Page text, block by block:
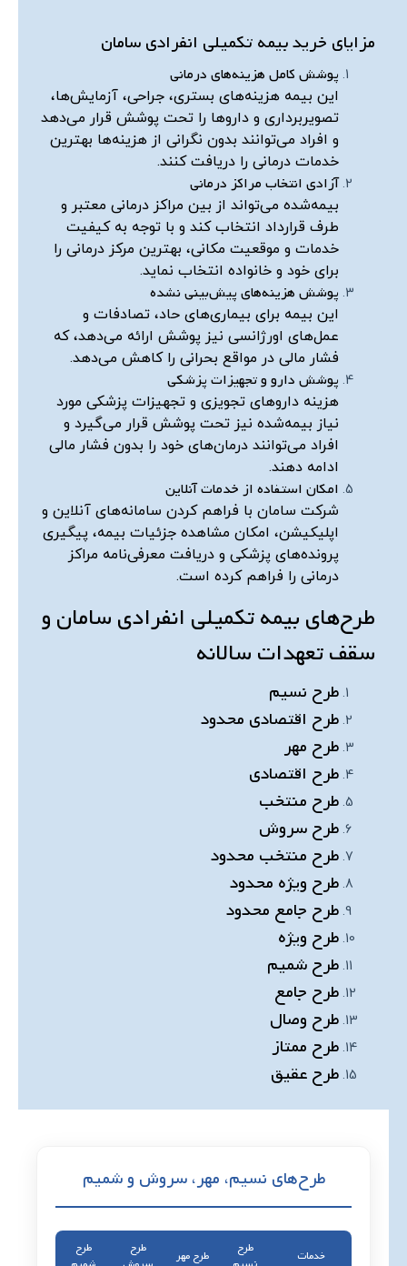
مزایای خرید بیمه تکمیلی انفرادی سامان
پوشش کامل هزینه‌های درمانی
این بیمه هزینه‌های بستری، جراحی، آزمایش‌ها،
تصویربرداری و داروها را تحت پوشش قرار می‌دهد
و افراد می‌توانند بدون نگرانی از هزینه‌ها بهترین
خدمات درمانی را دریافت کنند.
آزادی انتخاب مراکز درمانی
بیمه‌شده می‌تواند از بین مراکز درمانی معتبر و
طرف قرارداد انتخاب کند و با توجه به کیفیت
خدمات و موقعیت مکانی، بهترین مرکز درمانی را
برای خود و خانواده انتخاب نماید.
پوشش هزینه‌های پیش‌بینی نشده
این بیمه برای بیماری‌های حاد، تصادفات و
عمل‌های اورژانسی نیز پوشش ارائه می‌دهد، که
فشار مالی در مواقع بحرانی را کاهش می‌دهد.
پوشش دارو و تجهیزات پزشکی
هزینه داروهای تجویزی و تجهیزات پزشکی مورد
نیاز بیمه‌شده نیز تحت پوشش قرار می‌گیرد و
افراد می‌توانند درمان‌های خود را بدون فشار مالی
ادامه دهند.
امکان استفاده از خدمات آنلاین
شرکت سامان با فراهم کردن سامانه‌های آنلاین و
اپلیکیشن، امکان مشاهده جزئیات بیمه، پیگیری
پرونده‌های پزشکی و دریافت معرفی‌نامه مراکز
درمانی را فراهم کرده است.
طرح‌های بیمه تکمیلی انفرادی سامان و
سقف تعهدات سالانه
طرح نسیم
طرح اقتصادی محدود
طرح مهر
طرح اقتصادی
طرح منتخب
طرح سروش
طرح منتخب محدود
طرح ویژه محدود
طرح جامع محدود
طرح ویژه
طرح شمیم
طرح جامع
طرح وصال
طرح ممتاز
طرح عقیق
طرح‌های نسیم، مهر، سروش و شمیم
خدمات
طرح
طرح مهر
طرح
طرح